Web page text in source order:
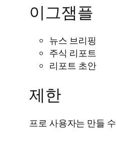
이그잼플
뉴스 브리핑
주식 리포트
리포트 초안
제한
프로 사용자는 만들